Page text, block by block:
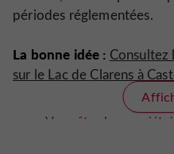
périodes réglementées.
La bonne idée : Consultez
sur le Lac de Clarens à
Vous êtes le